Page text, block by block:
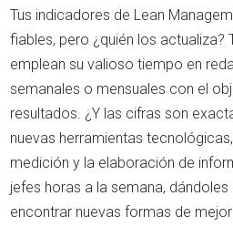
Tus indicadores de Lean
fiables, pero ¿quién los actualiza?
emplean su valioso tiempo en
semanales o mensuales con el
resultados. ¿Y las cifras son
nuevas herramientas
medición y la elaboración de
jefes horas a la semana,
encontrar nuevas formas de